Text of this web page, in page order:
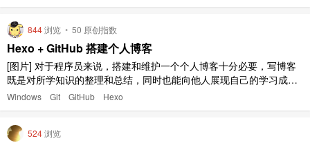
844浏览 • 50 原创指数
Hexo + GitHub 搭建个人博客
[图片] 对于程序员来说，搭建和维护一个个人博客十分必要，写博客
既是对所学知识的整理和总结，同时也能向他人展现自己的学习成
果。这篇教程就是基于 Hexo 和 GitHub 来搭建属于自己的个人博
Windows Git GitHub Hexo
524浏览